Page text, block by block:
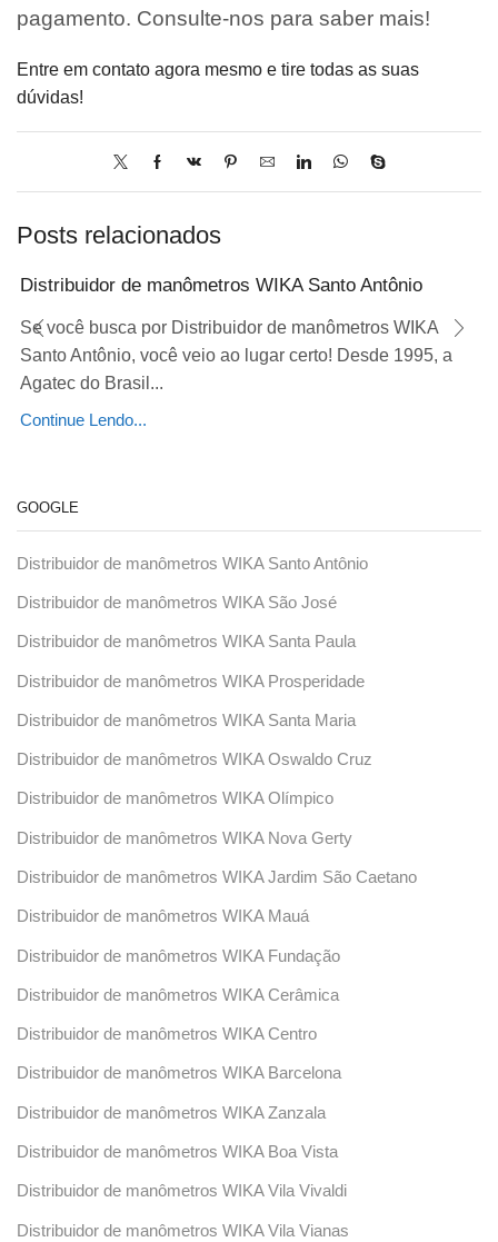
pagamento. Consulte-nos para saber mais!
Entre em contato agora mesmo e tire todas as suas
dúvidas!
Posts relacionados
Distribuidor de manômetros WIKA Santo Antônio
Se você busca por Distribuidor de manômetros WIKA
Santo Antônio, você veio ao lugar certo! Desde 1995, a
Agatec do Brasil...
Continue Lendo...
GOOGLE
Distribuidor de manômetros WIKA Santo Antônio
Distribuidor de manômetros WIKA São José
Distribuidor de manômetros WIKA Santa Paula
Distribuidor de manômetros WIKA Prosperidade
Distribuidor de manômetros WIKA Santa Maria
Distribuidor de manômetros WIKA Oswaldo Cruz
Distribuidor de manômetros WIKA Olímpico
Distribuidor de manômetros WIKA Nova Gerty
Distribuidor de manômetros WIKA Jardim São Caetano
Distribuidor de manômetros WIKA Mauá
Distribuidor de manômetros WIKA Fundação
Distribuidor de manômetros WIKA Cerâmica
Distribuidor de manômetros WIKA Centro
Distribuidor de manômetros WIKA Barcelona
Distribuidor de manômetros WIKA Zanzala
Distribuidor de manômetros WIKA Boa Vista
Distribuidor de manômetros WIKA Vila Vivaldi
Distribuidor de manômetros WIKA Vila Vianas